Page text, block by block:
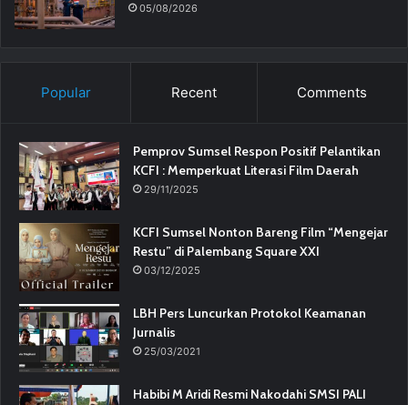
05/08/2026
Popular Recent Comments
Pemprov Sumsel Respon Positif Pelantikan
KCFI : Memperkuat Literasi Film Daerah
29/11/2025
KCFI Sumsel Nonton Bareng Film “Mengejar
Restu” di Palembang Square XXI
03/12/2025
LBH Pers Luncurkan Protokol Keamanan
Jurnalis
25/03/2021
Habibi M Aridi Resmi Nakodahi SMSI PALI